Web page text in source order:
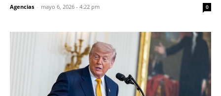
Agencias - mayo 6, 2026 - 4:22 pm 0